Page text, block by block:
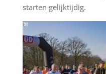
starten gelijktijdig.